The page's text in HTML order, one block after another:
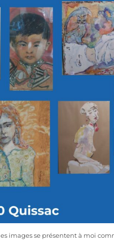
images se présentent à moi